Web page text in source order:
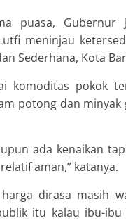
puasa, Gubernur
meninjau
Sederhana, Kota
komoditas pokok
potong dan
ada kenaikan
aman,” katanya.
dirasa masih
itu kalau ibu-